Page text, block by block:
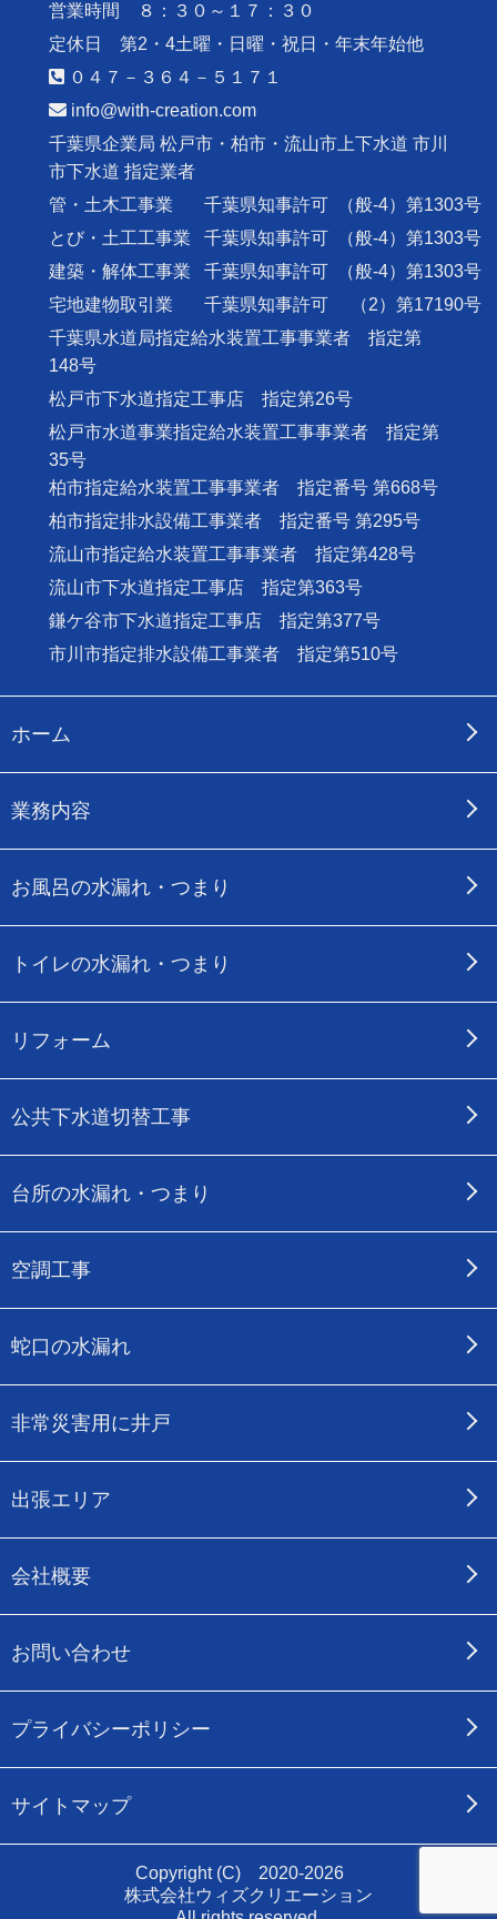
営業時間 ８：３０～１７：３０
定休日 第2・4土曜・日曜・祝日・年末年始他
０４７－３６４－５１７１
info@with-creation.com
千葉県企業局 松戸市・柏市・流山市上下水道 市川
市下水道 指定業者
管・土木工事業
千葉県知事許可
（般-4）第1303号
とび・土工工事業
千葉県知事許可
（般-4）第1303号
建築・解体工事業
千葉県知事許可
（般-4）第1303号
宅地建物取引業
千葉県知事許可
（2）第17190号
千葉県水道局指定給水装置工事事業者 指定第
148号
松戸市下水道指定工事店 指定第26号
松戸市水道事業指定給水装置工事事業者 指定第
35号
柏市指定給水装置工事事業者 指定番号 第668号
柏市指定排水設備工事業者 指定番号 第295号
流山市指定給水装置工事事業者 指定第428号
流山市下水道指定工事店 指定第363号
鎌ケ谷市下水道指定工事店 指定第377号
市川市指定排水設備工事業者 指定第510号
ホーム
業務内容
お風呂の水漏れ・つまり
トイレの水漏れ・つまり
リフォーム
公共下水道切替工事
台所の水漏れ・つまり
空調工事
蛇口の水漏れ
非常災害用に井戸
出張エリア
会社概要
お問い合わせ
プライバシーポリシー
サイトマップ
Copyright (C) 2020-2026
株式会社ウィズクリエーション